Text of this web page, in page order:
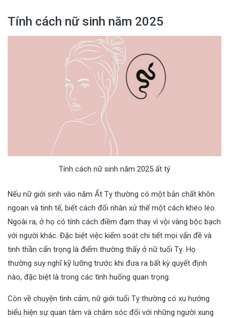
Tính cách nữ sinh năm 2025
Tính cách nữ sinh năm 2025 ất tý
Nếu nữ giới sinh vào năm Ất Tỵ thường có một bản chất khôn
ngoan và tinh tế, biết cách đối nhân xử thế một cách khéo léo.
Ngoài ra, ở họ có tính cách điềm đạm thay vì vội vàng bộc bạch
với người khác. Đặc biệt việc kiểm soát chi tiết mọi vấn đề và
tinh thần cẩn trọng là điểm thường thấy ở nữ tuổi Tỵ. Họ
thường suy nghĩ kỹ lưỡng trước khi đưa ra bất kỳ quyết định
nào, đặc biệt là trong các tình huống quan trọng.
Còn về chuyện tình cảm, nữ giới tuổi Tỵ thường có xu hướng
biểu hiện sự quan tâm và chăm sóc đối với những người xung